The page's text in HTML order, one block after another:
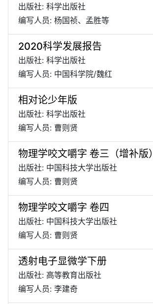
出版社: 科学出版社
编写人员: 杨国祯、孟胜等
2020科学发展报告
出版社: 科学出版社
编写人员: 中国科学院/魏红
相对论少年版
出版社: 科学出版社
编写人员: 曹则贤
物理学咬文嚼字 卷三（增补版）
出版社: 中国科技大学出版社
编写人员: 曹则贤
物理学咬文嚼字 卷四
出版社: 中国科技大学出版社
编写人员: 曹则贤
透射电子显微学下册
出版社: 高等教育出版社
编写人员: 李建奇